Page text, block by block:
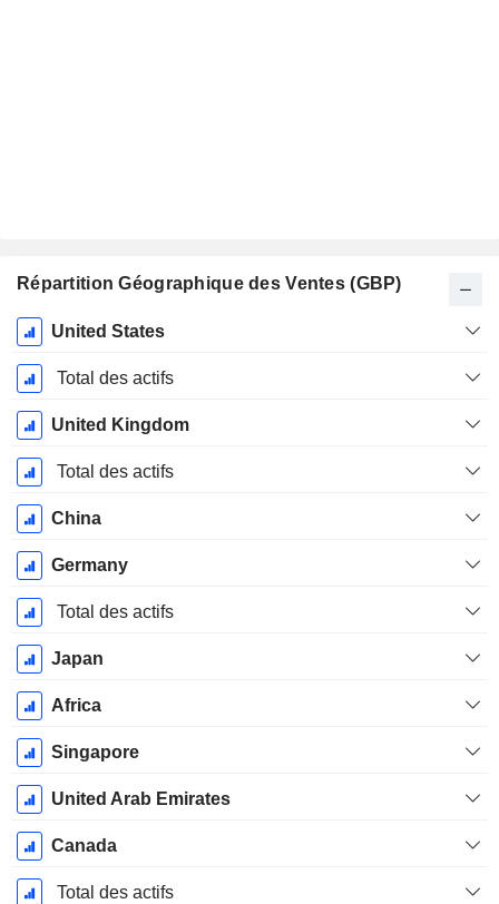
Répartition Géographique des Ventes (GBP)
Période
Fiscale:
Décembre
United States
Total des actifs
United Kingdom
Total des actifs
China
Germany
Total des actifs
Japan
Africa
Singapore
United Arab Emirates
Canada
Total des actifs